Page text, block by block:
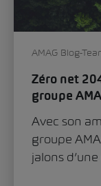
Anna
Le
glaces